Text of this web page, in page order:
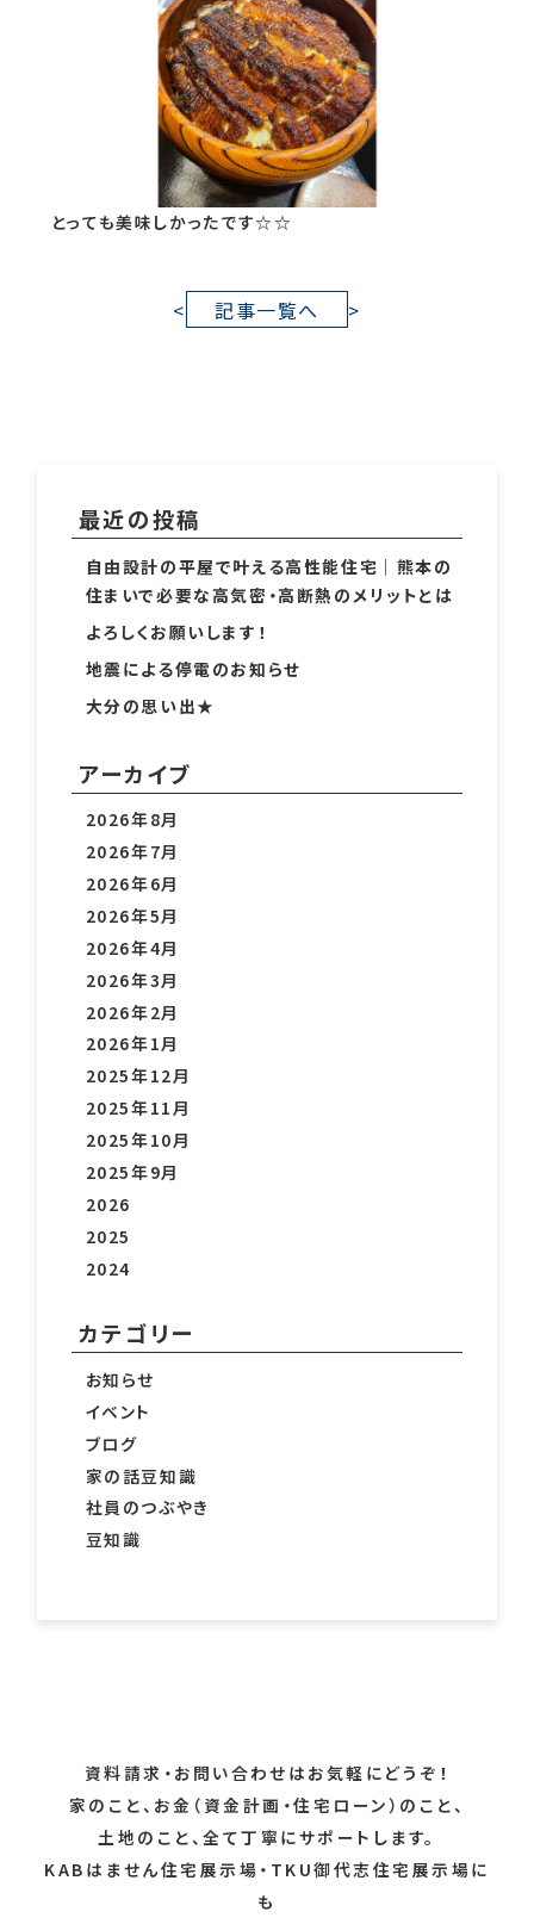
とっても美味しかったです☆☆
< 記事一覧へ >
最近の投稿
自由設計の平屋で叶える高性能住宅｜熊本の
住まいで必要な高気密・高断熱のメリットとは
よろしくお願いします！
地震による停電のお知らせ
大分の思い出★
アーカイブ
2026年8月
2026年7月
2026年6月
2026年5月
2026年4月
2026年3月
2026年2月
2026年1月
2025年12月
2025年11月
2025年10月
2025年9月
2026
2025
2024
カテゴリー
お知らせ
イベント
ブログ
家の話豆知識
社員のつぶやき
豆知識
資料請求・お問い合わせはお気軽にどうぞ！
家のこと、お金（資金計画・住宅ローン）のこと、
土地のこと、全て丁寧にサポートします。
KABはません住宅展示場・TKU御代志住宅展示場に
も